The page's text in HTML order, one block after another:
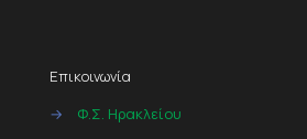
Επικοινωνία
→
Φ.Σ. Ηρακλείου